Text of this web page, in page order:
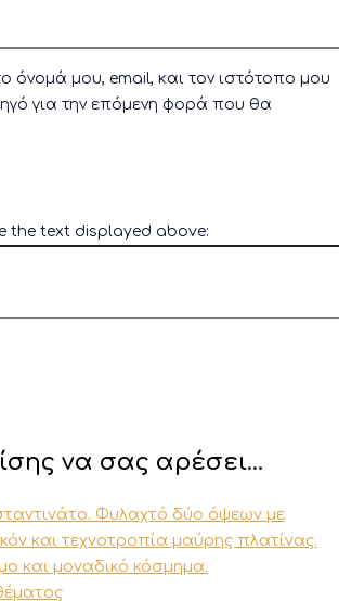
όνομά μου, email, και τον ιστότοπο μου
για την επόμενη φορά που θα
the text displayed above:
να σας αρέσει…